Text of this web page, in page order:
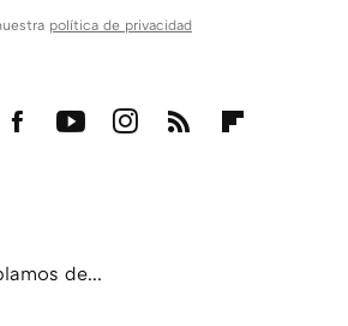
política de privacidad
de...